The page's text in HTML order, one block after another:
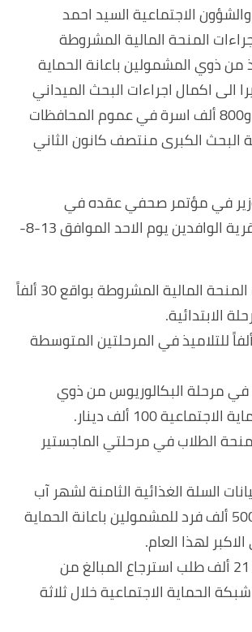
الاجتماعية السيد احمد
المنحة المالية المشروطة
من ذوي المشمولين باعانة الحماية
الى اكمال اجراءات البحث الميداني
لاكثر من مليون و800 ألف اسرة في عموم المحافظات
البحث الكبرى منتصف كانون الثاني
في مؤتمر صحفي عقده في
محافظة واسط قرية الوافدين يوم الاحد الموافق 13-8-
* اكملنا اجراءات المنحة المالية المشروطة بواقع 30 ألفاً
الابتدائية.
* سيتم منح 50 ألفاً للتلاميذ في المرحلتين المتوسطة
مرحلة البكالوريوس من ذوي
100 ألف دينار.
منحة الطلاب في مرحلتي الماجستير
السلة الغذائية الثامنة لشهر آب
لنحو 6 ملايين و500 ألف فرد للمشمولين باعانة الحماية
لهذا العام.
* تلقينا اكثر من 21 ألف طلب استرجاع المبالغ من
الحماية الاجتماعية خلال ثلاثة